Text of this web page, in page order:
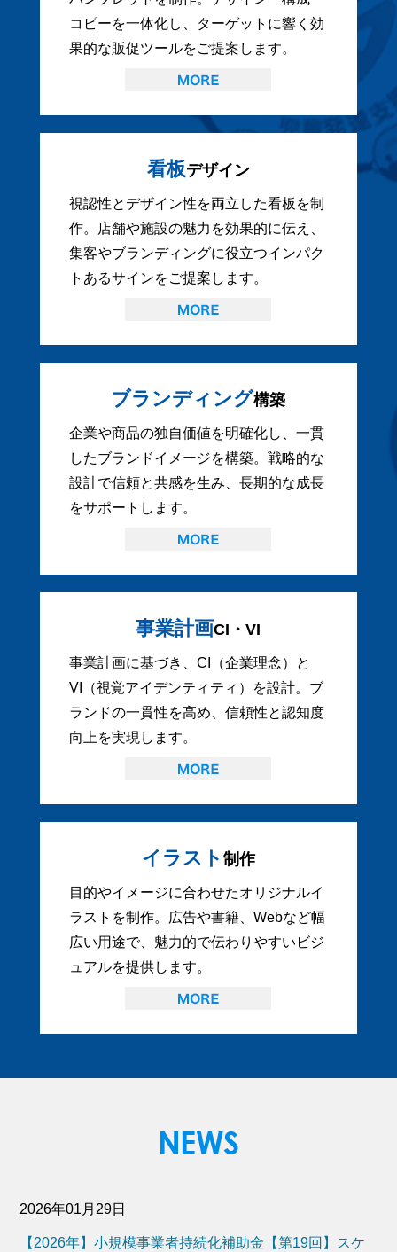
コピーを一体化し、ターゲットに響く効
果的な販促ツールをご提案します。
看板デザイン
視認性とデザイン性を両立した看板を制
作。店舗や施設の魅力を効果的に伝え、
集客やブランディングに役立つインパク
トあるサインをご提案します。
ブランディング構築
企業や商品の独自価値を明確化し、一貫
したブランドイメージを構築。戦略的な
設計で信頼と共感を生み、長期的な成長
をサポートします。
事業計画CI・VI
事業計画に基づき、CI（企業理念）と
VI（視覚アイデンティティ）を設計。ブ
ランドの一貫性を高め、信頼性と認知度
向上を実現します。
イラスト 制作
目的やイメージに合わせたオリジナルイ
ラストを制作。広告や書籍、Webなど幅
広い用途で、魅力的で伝わりやすいビジ
ュアルを提供します。
2026年01月29日
【2026年】小規模事業者持続化補助金【第19回】スケ